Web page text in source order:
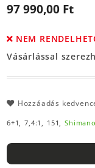
97 990,00 Ft
NEM
Vásárlással
Hozzáadás
6+1, 7,4:1, 151, Shimano